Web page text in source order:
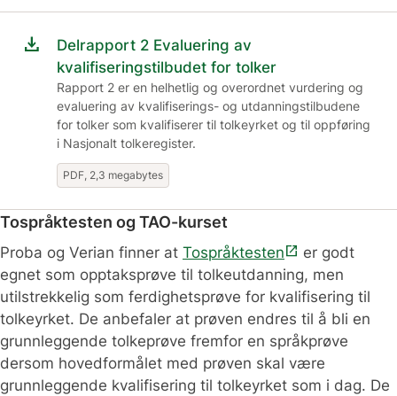
download
Delrapport 2 Evaluering av
kvalifiseringstilbudet for tolker
Rapport 2 er en helhetlig og overordnet vurdering og
evaluering av kvalifiserings- og utdanningstilbudene
for tolker som kvalifiserer til tolkeyrket og til oppføring
i Nasjonalt tolkeregister.
PDF, 2,3 megabytes
Tospråktesten og TAO-kurset
Proba og Verian finner at Tospråktestenopen_in_new er godt
egnet som opptaksprøve til tolkeutdanning, men
utilstrekkelig som ferdighetsprøve for kvalifisering til
tolkeyrket. De anbefaler at prøven endres til å bli en
grunnleggende tolkeprøve fremfor en språkprøve
dersom hovedformålet med prøven skal være
grunnleggende kvalifisering til tolkeyrket som i dag. De